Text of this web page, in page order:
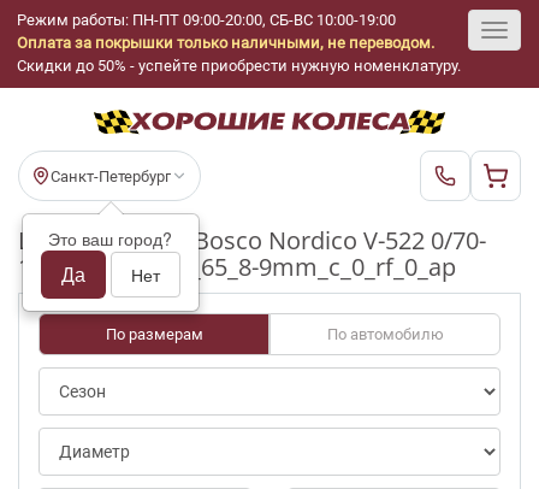
Режим работы: ПН-ПТ 09:00-20:00, СБ-ВС 10:00-19:00
Оплата за покрышки только наличными, не переводом.
Скидки до 50% - успейте приобрести нужную номенклатуру.
Санкт-Петербург
Это ваш город?
Да Нет
Шины бу Viatti Bosco Nordico V-522 0/70-
100pct R15_185_65_8-9mm_c_0_rf_0_ap
По размерам По автомобилю